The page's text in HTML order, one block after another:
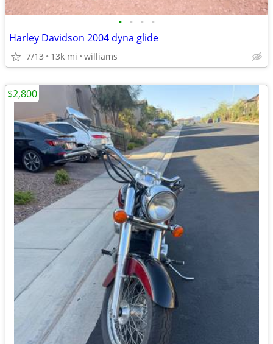
• • • •
Harley Davidson 2004 dyna glide
7/13 13k mi williams
$2,800